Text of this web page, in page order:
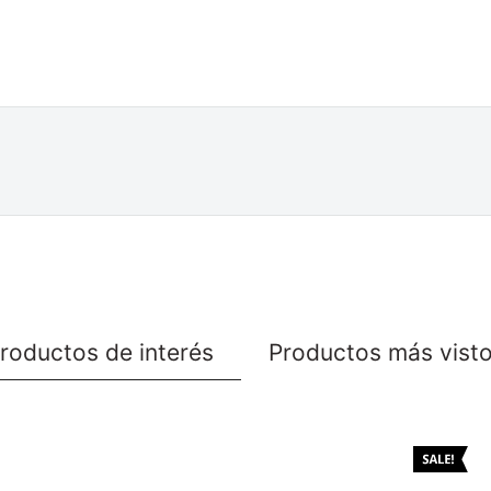
de interés Productos más